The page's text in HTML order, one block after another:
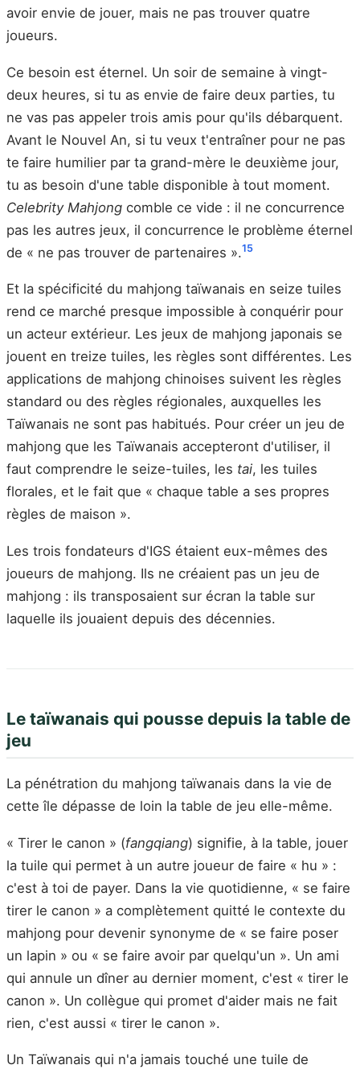
avoir envie de jouer, mais ne pas trouver quatre
joueurs.
Ce besoin est éternel. Un soir de semaine à vingt-
deux heures, si tu as envie de faire deux parties, tu
ne vas pas appeler trois amis pour qu'ils débarquent.
Avant le Nouvel An, si tu veux t'entraîner pour ne pas
te faire humilier par ta grand-mère le deuxième jour,
tu as besoin d'une table disponible à tout moment.
Celebrity Mahjong comble ce vide : il ne concurrence
pas les autres jeux, il concurrence le problème éternel
de « ne pas trouver de partenaires ».15
Et la spécificité du mahjong taïwanais en seize tuiles
rend ce marché presque impossible à conquérir pour
un acteur extérieur. Les jeux de mahjong japonais se
jouent en treize tuiles, les règles sont différentes. Les
applications de mahjong chinoises suivent les règles
standard ou des règles régionales, auxquelles les
Taïwanais ne sont pas habitués. Pour créer un jeu de
mahjong que les Taïwanais accepteront d'utiliser, il
faut comprendre le seize-tuiles, les tai, les tuiles
florales, et le fait que « chaque table a ses propres
règles de maison ».
Les trois fondateurs d'IGS étaient eux-mêmes des
joueurs de mahjong. Ils ne créaient pas un jeu de
mahjong : ils transposaient sur écran la table sur
laquelle ils jouaient depuis des décennies.
Le taïwanais qui pousse depuis la table de
jeu
La pénétration du mahjong taïwanais dans la vie de
cette île dépasse de loin la table de jeu elle-même.
« Tirer le canon » (fangqiang) signifie, à la table, jouer
la tuile qui permet à un autre joueur de faire « hu » :
c'est à toi de payer. Dans la vie quotidienne, « se faire
tirer le canon » a complètement quitté le contexte du
mahjong pour devenir synonyme de « se faire poser
un lapin » ou « se faire avoir par quelqu'un ». Un ami
qui annule un dîner au dernier moment, c'est « tirer le
canon ». Un collègue qui promet d'aider mais ne fait
rien, c'est aussi « tirer le canon ».
Un Taïwanais qui n'a jamais touché une tuile de